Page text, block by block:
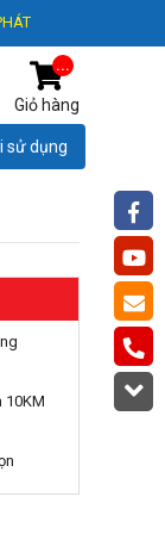
...
Giỏ hàng
sử dụng
10KM